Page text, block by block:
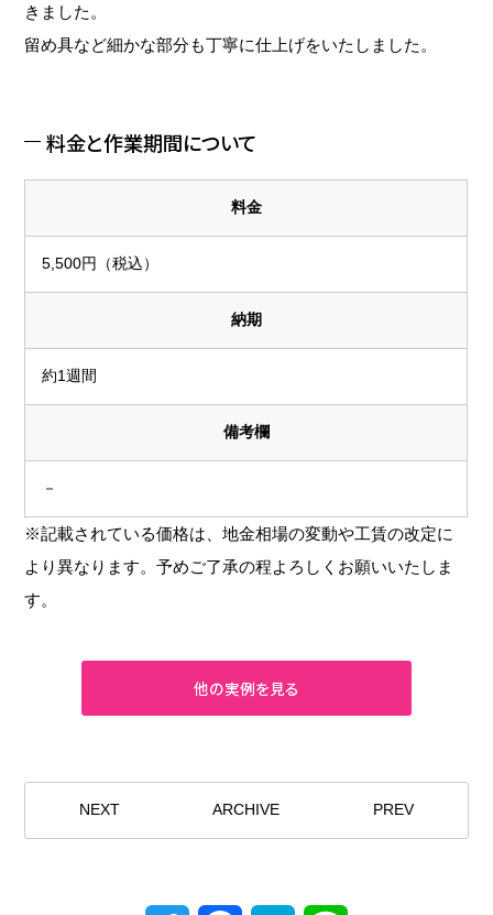
きました。
留め具など細かな部分も丁寧に仕上げをいたしました。
料金と作業期間について
料金
5,500円（税込）
納期
約1週間
備考欄
－
※記載されている価格は、地金相場の変動や工賃の改定に
より異なります。予めご了承の程よろしくお願いいたしま
す。
NEXT ARCHIVE PREV